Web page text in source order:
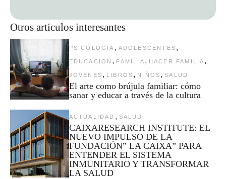
Otros artículos interesantes
PSICOLOGIA , ADOLESCENTES ,
EDUCACION , FAMILIA , HACER FAMILIA ,
JOVENES , LIBROS , NIÑOS , SALUD
El arte como brújula familiar: cómo
sanar y educar a través de la cultura
ACTUALIDAD , SALUD
CAIXARESEARCH INSTITUTE: EL
NUEVO IMPULSO DE LA
FUNDACIÓN” LA CAIXA” PARA
ENTENDER EL SISTEMA
INMUNITARIO Y TRANSFORMAR
LA SALUD